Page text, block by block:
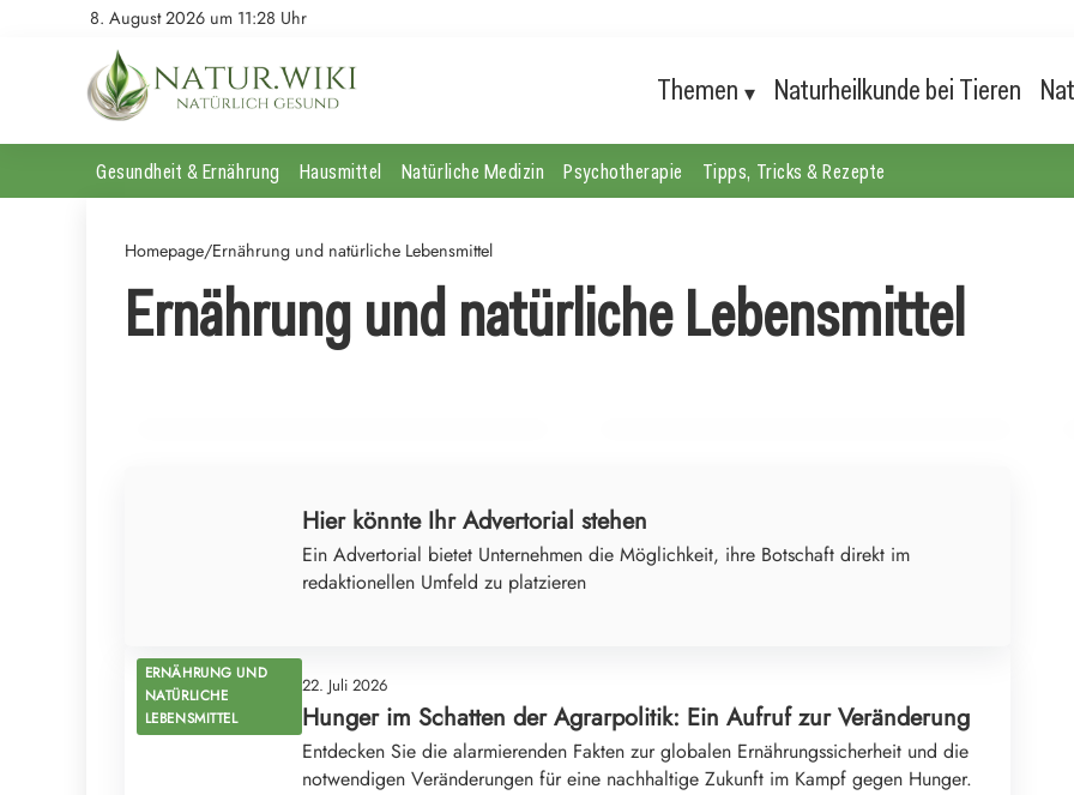
8. August 2026 um 11:28 Uhr
Themen Naturheilkunde bei Tieren
Gesundheit & Ernährung Hausmittel Natürliche Medizin Psychotherapie Tipps, Tricks & Rezepte
Homepage/Ernährung und natürliche Lebensmittel
Ernährung und natürliche Lebensmittel
25. Juli 2026
Protein-Pandemie oder Nährstoff-Nostalgie:
Köstliche Zukunft: Ebersberg feiert
pflanzenbasierte Ernährung für Mensch und
Hier könnte Ihr Advertorial stehen
Ein Advertorial bietet Unternehmen die Möglichkeit, ihre Botschaft direkt im
redaktionellen Umfeld zu platzieren
ERNÄHRUNG UND
NATÜRLICHE
LEBENSMITTEL
22. Juli 2026
Hunger im Schatten der Agrarpolitik: Ein Aufruf zur Veränderung
Entdecken Sie die alarmierenden Fakten zur globalen Ernährungssicherheit und die
notwendigen Veränderungen für eine nachhaltige Zukunft im Kampf gegen Hunger.